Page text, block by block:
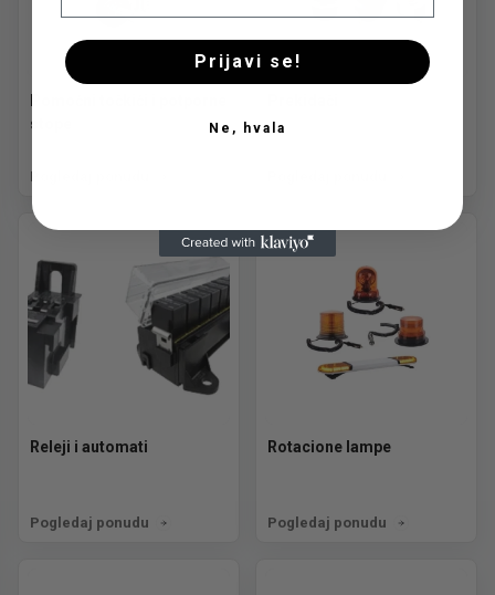
stope
Pogledaj ponudu
Releji i automati
Pogledaj ponudu
Rotacione lampe
Pogledaj ponudu
Prijavi se!
Ne, hvala